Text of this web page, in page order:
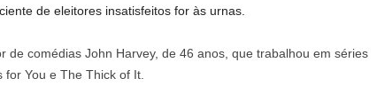
de eleitores insatisfeitos for às urnas.